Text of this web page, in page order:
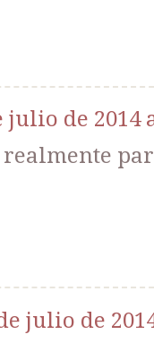
julio de 2014
julio de